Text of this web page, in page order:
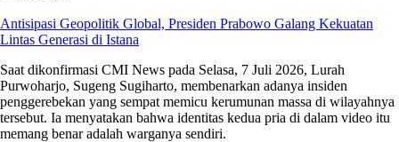
Antisipasi Geopolitik Global, Presiden Prabowo Galang Kekuatan
Lintas Generasi di Istana
Saat dikonfirmasi CMI News pada Selasa, 7 Juli 2026, Lurah
Purwoharjo, Sugeng Sugiharto, membenarkan adanya insiden
penggerebekan yang sempat memicu kerumunan massa di wilayahnya
tersebut. Ia menyatakan bahwa identitas kedua pria di dalam video itu
memang benar adalah warganya sendiri.